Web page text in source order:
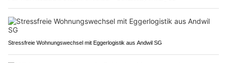
Stressfreie Wohnungswechsel mit Eggerlogistik aus Andwil SG